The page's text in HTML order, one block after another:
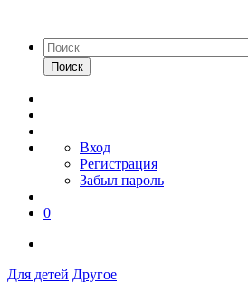
Поиск
Вход
Регистрация
Забыл пароль
0
Для детей Другое